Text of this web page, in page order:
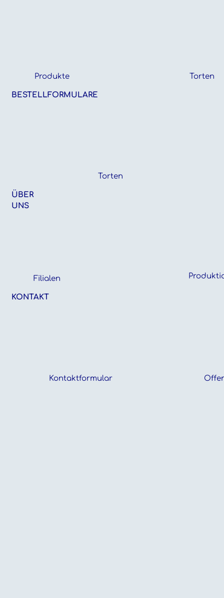
Produkte Torten
BESTELLFORMULARE
Torten
ÜBER
UNS
Filialen
KONTAKT
Kontaktformular